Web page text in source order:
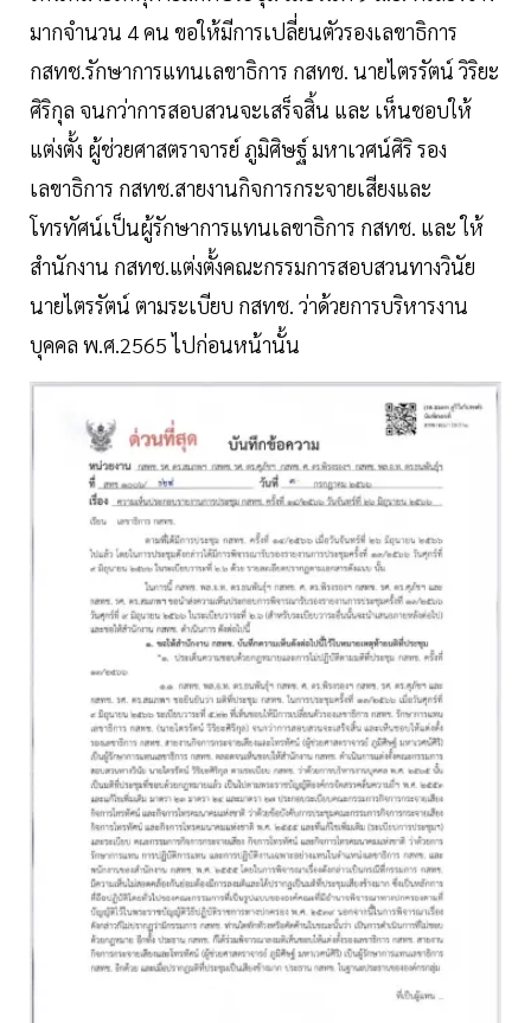
มากจำนวน 4 คน ขอให้มีการเปลี่ยนตัวรองเลขาธิการ
กสทช.รักษาการแทนเลขาธิการ กสทช. นายไตรรัตน์ วิริยะ
ศิริกุล จนกว่าการสอบสวนจะเสร็จสิ้น และ เห็นชอบให้
แต่งตั้ง ผู้ช่วยศาสตราจารย์ ภูมิศิษฐ์ มหาเวศน์ศิริ รอง
เลขาธิการ กสทช.สายงานกิจการกระจายเสียงและ
โทรทัศน์เป็นผู้รักษาการแทนเลขาธิการ กสทช. และ ให้
สำนักงาน กสทช.แต่งตั้งคณะกรรมการสอบสวนทางวินัย
นายไตรรัตน์ ตามระเบียบ กสทช. ว่าด้วยการบริหารงาน
บุคคล พ.ศ.2565 ไปก่อนหน้านั้น